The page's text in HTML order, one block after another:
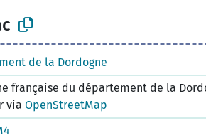
de la Dordogne
française du département de la
via OpenStreetMap